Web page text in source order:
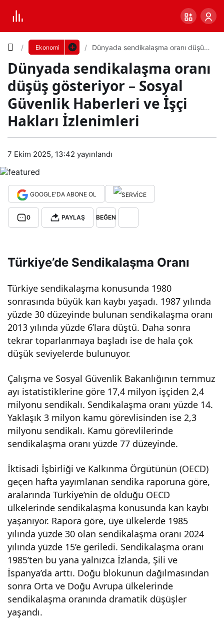
Ekonomi
Dünyada sendikalaşma oranı düşüş
Haberleri ve İşçi Hakları İzlenimleri
Dünyada sendikalaşma oranı
düşüş gösteriyor – Sosyal
Güvenlik Haberleri ve İşçi
Hakları İzlenimleri
7 Ekim 2025, 13:42 yayınlandı
GOOGLE'DA ABONE OL
0 PAYLAŞ BEĞEN
Türkiye’de Sendikalaşma Oranı
Türkiye sendikalaşma konusunda 1980
sonrasında büyük kan kaybı yaşadı. 1987 yılında
yüzde 30 düzeyinde bulunan sendikalaşma oranı
2013 yılında yüzde 6’lara düştü. Daha sonra
tekrar toparlanmaya başladı ise de hala çok
düşük seviyelerde bulunuyor.
Çalışma ve Sosyal Güvenlik Bakanlığının temmuz
ayı istatistiklerine göre 17,4 milyon işçiden 2,4
milyonu sendikalı. Sendikalaşma oranı yüzde 14.
Yaklaşık 3 milyon kamu görevlisinden ise 2,3
milyonu sendikalı. Kamu görevlilerinde
sendikalaşma oranı yüzde 77 düzeyinde.
İktisadi İşbirliği ve Kalkınma Örgütünün (OECD)
geçen hafta yayımlanan sendika raporuna göre,
aralarında Türkiye’nin de olduğu OECD
ülkelerinde sendikalaşma konusunda kan kaybı
yaşanıyor. Rapora göre, üye ülkelerde 1985
yılında yüzde 30 olan sendikalaşma oranı 2024
yılında yüzde 15’e geriledi. Sendikalaşma oranı
1985’ten bu yana yalnızca İzlanda, Şili ve
İspanya’da arttı. Doğu blokunun dağılmasından
sonra Orta ve Doğu Avrupa ülkelerinde
sendikalaşma oranında dramatik düşüşler
yaşandı.
Dün
a
sen
dika
ma
nı
düş
üş
gös
teriy
Sos
yal
Güv
enli
k
Yazı
Boyutunu
Ayarla
Küçük 100% Dev
Varsayılana
dön
0